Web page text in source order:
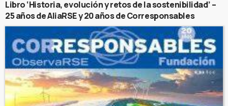
Libro ‘Historia, evolución y retos de la sostenibilidad’ –
25 años de AliaRSE y 20 años de Corresponsables